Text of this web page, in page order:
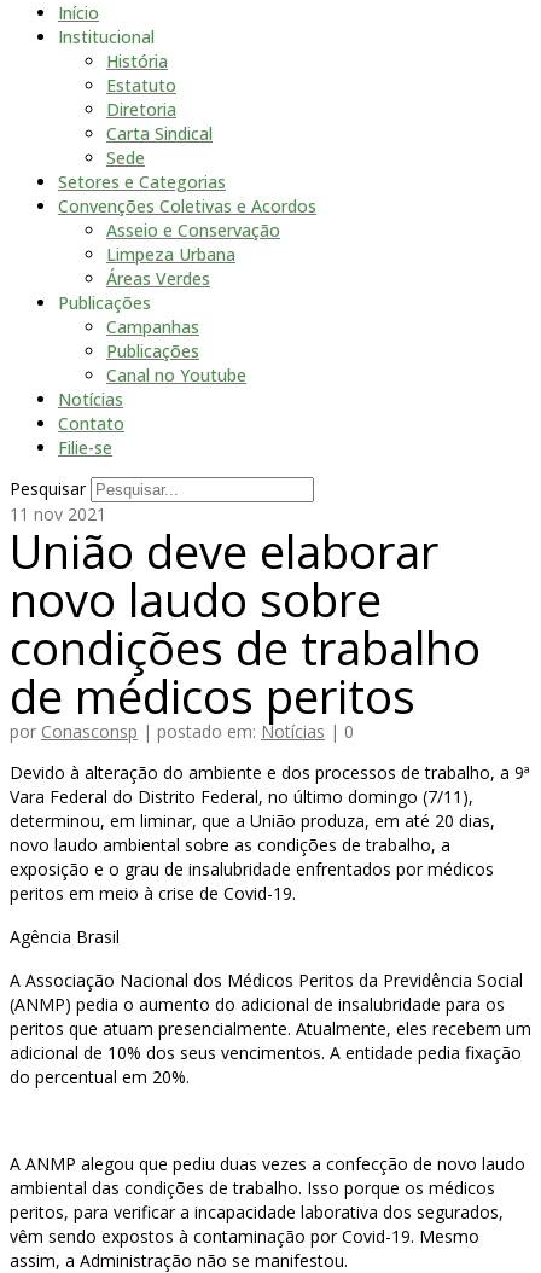
Início
Institucional
História
Estatuto
Diretoria
Carta Sindical
Sede
Setores e Categorias
Convenções Coletivas e Acordos
Asseio e Conservação
Limpeza Urbana
Áreas Verdes
Publicações
Campanhas
Publicações
Canal no Youtube
Notícias
Contato
Filie-se
Pesquisar
11 nov 2021
União deve elaborar
novo laudo sobre
condições de trabalho
de médicos peritos
por Conasconsp | postado em: Notícias | 0
Devido à alteração do ambiente e dos processos de trabalho, a 9ª
Vara Federal do Distrito Federal, no último domingo (7/11),
determinou, em liminar, que a União produza, em até 20 dias,
novo laudo ambiental sobre as condições de trabalho, a
exposição e o grau de insalubridade enfrentados por médicos
peritos em meio à crise de Covid-19.
Agência Brasil
A Associação Nacional dos Médicos Peritos da Previdência Social
(ANMP) pedia o aumento do adicional de insalubridade para os
peritos que atuam presencialmente. Atualmente, eles recebem um
adicional de 10% dos seus vencimentos. A entidade pedia fixação
do percentual em 20%.
A ANMP alegou que pediu duas vezes a confecção de novo laudo
ambiental das condições de trabalho. Isso porque os médicos
peritos, para verificar a incapacidade laborativa dos segurados,
vêm sendo expostos à contaminação por Covid-19. Mesmo
assim, a Administração não se manifestou.